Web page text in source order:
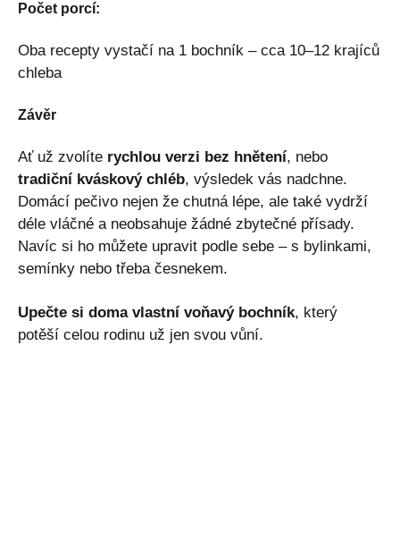
Počet porcí:
Oba recepty vystačí na 1 bochník – cca 10–12 krajíců
chleba
Závěr
Ať už zvolíte rychlou verzi bez hnětení, nebo
tradiční kváskový chléb, výsledek vás nadchne.
Domácí pečivo nejen že chutná lépe, ale také vydrží
déle vláčné a neobsahuje žádné zbytečné přísady.
Navíc si ho můžete upravit podle sebe – s bylinkami,
semínky nebo třeba česnekem.
Upečte si doma vlastní voňavý bochník, který
potěší celou rodinu už jen svou vůní.